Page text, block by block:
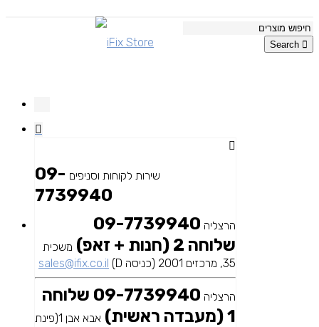
Search
שירות לקוחות וסניפים 09-
7739940
הרצליה 09-7739940
שלוחה 2 (חנות + זאפ)
משכית
35, מרכזים 2001 (כניסה D)
sales@ifix.co.il
הרצליה
09-7739940 שלוחה
1 (מעבדה ראשית)
אבא אבן 1(פינת